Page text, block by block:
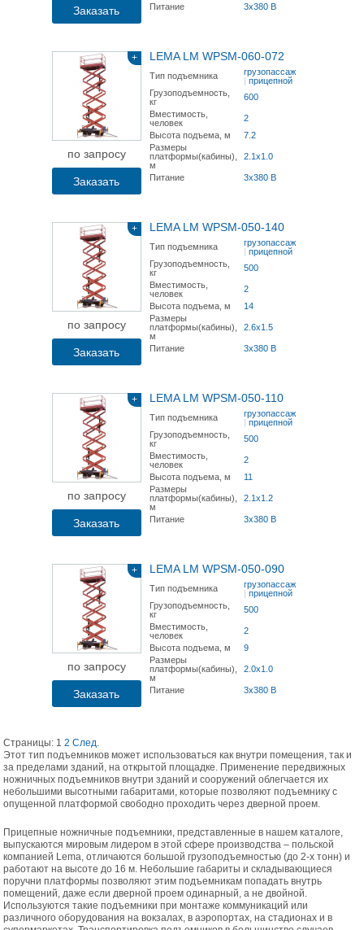
Заказать Питание 3x380 В
+
по запросу
Заказать
LEMA LM WPSM-060-072
Тип подъемника
грузопассажирский
| прицепной
Грузоподъемность,
кг
600
Вместимость,
человек
2
Высота подъема, м
7.2
Размеры
платформы(кабины),
м
2.1х1.0
Питание 3x380 В
+
по запросу
Заказать
LEMA LM WPSM-050-140
Тип подъемника
грузопассажирский
| прицепной
Грузоподъемность,
кг
500
Вместимость,
человек
2
Высота подъема, м
14
Размеры
платформы(кабины),
м
2.6х1.5
Питание 3x380 В
+
по запросу
Заказать
LEMA LM WPSM-050-110
Тип подъемника
грузопассажирский
| прицепной
Грузоподъемность,
кг
500
Вместимость,
человек
2
Высота подъема, м
11
Размеры
платформы(кабины),
м
2.1х1.2
Питание 3x380 В
+
по запросу
Заказать
LEMA LM WPSM-050-090
Тип подъемника
грузопассажирский
| прицепной
Грузоподъемность,
кг
500
Вместимость,
человек
2
Высота подъема, м
9
Размеры
платформы(кабины),
м
2.0х1.0
Питание 3x380 В
Страницы: 1 2 След.
Этот тип подъемников может использоваться как внутри помещения, так и
за пределами зданий, на открытой площадке. Применение передвижных
ножничных подъемников внутри зданий и сооружений облегчается их
небольшими высотными габаритами, которые позволяют подъемнику с
опущенной платформой свободно проходить через дверной проем.
Прицепные ножничные подъемники, представленные в нашем каталоге,
выпускаются мировым лидером в этой сфере производства – польской
компанией Lema, отличаются большой грузоподъемностью (до 2-х тонн) и
работают на высоте до 16 м. Небольшие габариты и складывающиеся
поручни платформы позволяют этим подъемникам попадать внутрь
помещений, даже если дверной проем одинарный, а не двойной.
Используются такие подъемники при монтаже коммуникаций или
различного оборудования на вокзалах, в аэропортах, на стадионах и в